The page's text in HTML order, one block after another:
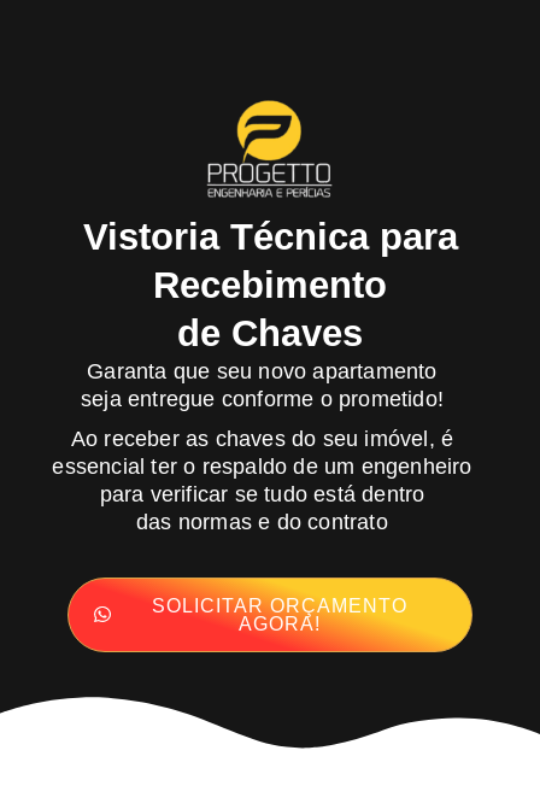
Vistoria Técnica para
Recebimento
de Chaves
Garanta que seu novo apartamento
seja entregue conforme o prometido!
Ao receber as chaves do seu imóvel, é
essencial ter o respaldo de um engenheiro
para verificar se tudo está dentro
das normas e do contrato
SOLICITAR ORÇAMENTO
AGORA!